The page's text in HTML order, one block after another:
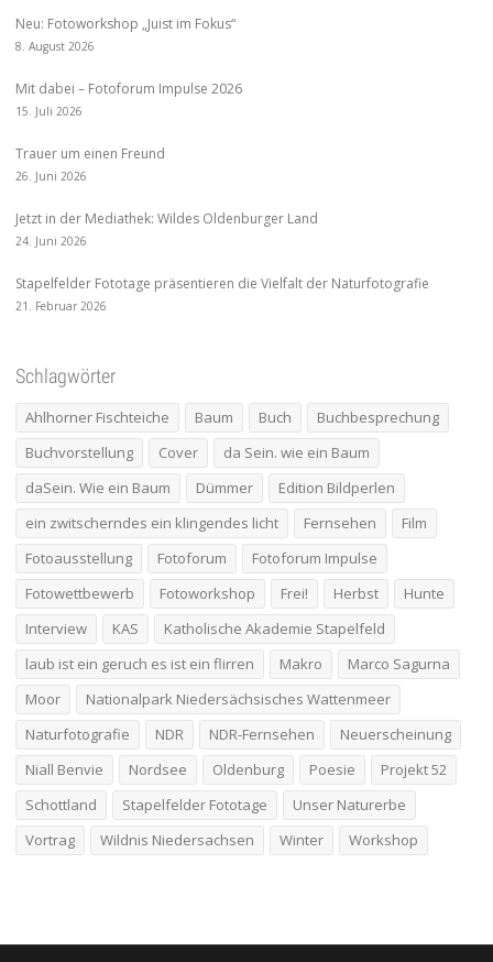
Neu: Fotoworkshop „Juist im Fokus“
8. August 2026
Mit dabei – Fotoforum Impulse 2026
15. Juli 2026
Trauer um einen Freund
26. Juni 2026
Jetzt in der Mediathek: Wildes Oldenburger Land
24. Juni 2026
Stapelfelder Fototage präsentieren die Vielfalt der Naturfotografie
21. Februar 2026
Schlagwörter
Ahlhorner Fischteiche Baum Buch
Buchbesprechung
Buchvorstellung
Cover
da Sein. wie ein Baum
daSein. Wie ein Baum
Dümmer
Edition Bildperlen
ein zwitscherndes ein klingendes licht
Fernsehen
Film
Fotoausstellung
Fotoforum
Fotoforum Impulse
Fotowettbewerb
Fotoworkshop Frei! Herbst
Hunte
Interview
KAS
Katholische Akademie Stapelfeld
laub ist ein geruch es ist ein flirren
Makro
Marco Sagurna
Moor
Nationalpark Niedersächsisches Wattenmeer
Naturfotografie
NDR NDR-Fernsehen
Neuerscheinung
Niall Benvie
Nordsee Oldenburg Poesie
Projekt 52
Schottland
Stapelfelder Fototage
Unser Naturerbe
Vortrag
Wildnis Niedersachsen Winter Workshop